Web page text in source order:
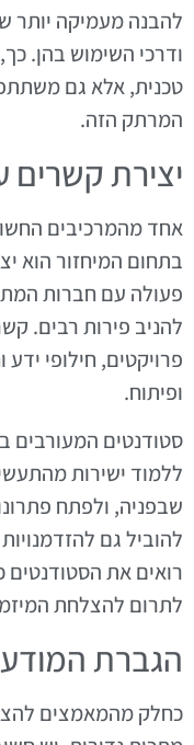
להבנה מעמיקה יותר
ודרכי השימוש בהן.
טכנית, אלא גם
המרתק הזה.
יצירת קשרים
אחד מהמרכיבים
בתחום המיחזור הוא
פעולה עם חברות
להניב פירות רבים.
פרויקטים, חילופי
ופיתוח.
סטודנטים המעורבים
ללמוד ישירות
שבפניה, ולפתח
להוביל גם
רואים את הסטודנטים
לתרום להצלחת
הגברת
כחלק מהמאמצים